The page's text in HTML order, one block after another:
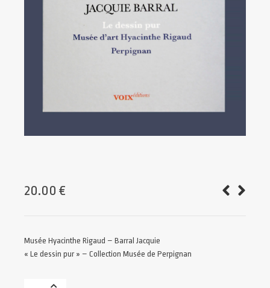
20.00 €
Musée Hyacinthe Rigaud – Barral Jacquie
« Le dessin pur » – Collection Musée de Perpignan